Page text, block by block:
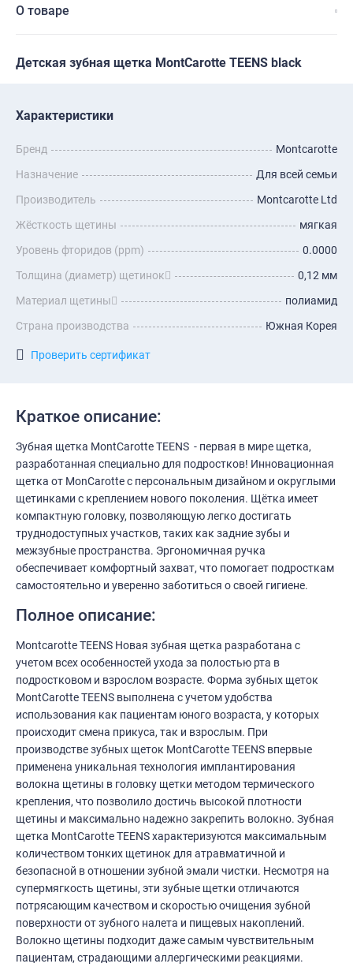
О товаре
Детская зубная щетка MontCarotte TEENS black
Характеристики
Бренд
Montcarotte
Назначение
Для всей семьи
Производитель
Montcarotte Ltd
Жёсткость щетины
мягкая
Уровень фторидов (ppm)
0.0000
Толщина (диаметр) щетинок
0,12 мм
Материал щетины
полиамид
Страна производства
Южная Корея
Проверить сертификат
Краткое описание:
Зубная щетка MontCarotte TEENS - первая в мире щетка,
разработанная специально для подростков! Инновационная
щетка от MonCarotte с персональным дизайном и округлыми
щетинками c креплением нового поколения. Щётка имеет
компактную головку, позволяющую легко достигать
труднодоступных участков, таких как задние зубы и
межзубные пространства. Эргономичная ручка
обеспечивает комфортный захват, что помогает подросткам
самостоятельно и уверенно заботиться о своей гигиене.
Полное описание:
Montcarotte TEENS Новая зубная щетка разработана с
учетом всех особенностей ухода за полостью рта в
подростковом и взрослом возрасте. Форма зубных щеток
MontCarotte TEENS выполнена с учетом удобства
использования как пациентам юного возраста, у которых
происходит смена прикуса, так и взрослым. При
производстве зубных щеток MontCarotte TEENS впервые
применена уникальная технология имплантирования
волокна щетины в головку щетки методом термического
крепления, что позволило достичь высокой плотности
щетины и максимально надежно закрепить волокно. Зубная
щетка MontCarotte TEENS характеризуются максимальным
количеством тонких щетинок для атравматичной и
безопасной в отношении зубной эмали чистки. Несмотря на
супермягкость щетины, эти зубные щетки отличаются
потрясающим качеством и скоростью очищения зубной
поверхности от зубного налета и пищевых накоплений.
Волокно щетины подходит даже самым чувствительным
пациентам, страдающими аллергическими реакциями.